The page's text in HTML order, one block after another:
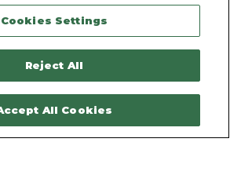
Mentions légales
Plan du site
Contactez-nous
Cookies Settings
Reject All
All Cookies